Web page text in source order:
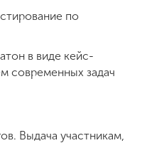
по
в виде кейс-
современных задач
Выдача участникам,